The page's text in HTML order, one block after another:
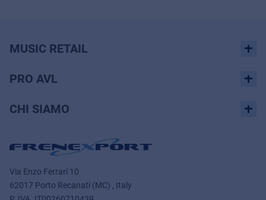
MUSIC RETAIL
PRO AVL
CHI SIAMO
Via Enzo Ferrari 10
62017 Porto Recanati (MC) , Italy